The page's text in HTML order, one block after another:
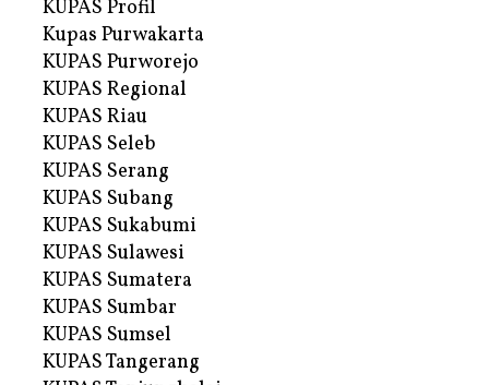
KUPAS Profil
Kupas Purwakarta
KUPAS Purworejo
KUPAS Regional
KUPAS Riau
KUPAS Seleb
KUPAS Serang
KUPAS Subang
KUPAS Sukabumi
KUPAS Sulawesi
KUPAS Sumatera
KUPAS Sumbar
KUPAS Sumsel
KUPAS Tangerang